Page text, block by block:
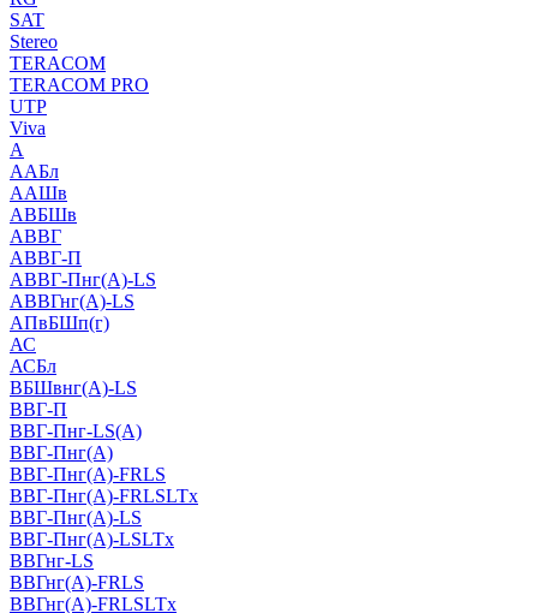
SAT
Stereo
TERACOM
TERACOM PRO
UTP
Viva
А
ААБл
ААШв
АВБШв
АВВГ
АВВГ-П
АВВГ-Пнг(А)-LS
АВВГнг(А)-LS
АПвБШп(г)
АС
АСБл
ВБШвнг(А)-LS
ВВГ-П
ВВГ-Пнг-LS(А)
ВВГ-Пнг(А)
ВВГ-Пнг(А)-FRLS
ВВГ-Пнг(А)-FRLSLTx
ВВГ-Пнг(А)-LS
ВВГ-Пнг(А)-LSLTx
ВВГнг-LS
ВВГнг(А)-FRLS
ВВГнг(А)-FRLSLTx